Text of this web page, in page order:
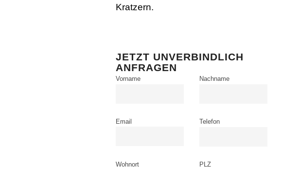
Kratzern.
JETZT UNVERBINDLICH
ANFRAGEN
Vorname Nachname
Email Telefon
Wohnort PLZ